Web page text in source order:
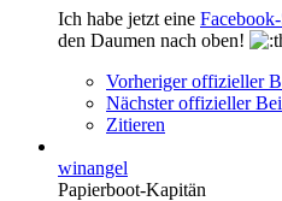
Ich habe jetzt eine
den Daumen nach oben!
Vorheriger offizieller
Nächster offizieller
Zitieren
winangel
Papierboot-Kapitän